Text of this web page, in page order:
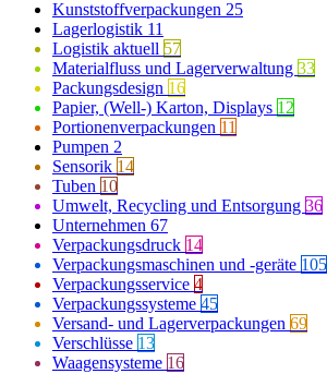
Kunststoffverpackungen 25
Lagerlogistik 11
Logistik aktuell 57
Materialfluss und Lagerverwaltung 33
Packungsdesign 16
Papier, (Well-) Karton, Displays 12
Portionenverpackungen 11
Pumpen 2
Sensorik 14
Tuben 10
Umwelt, Recycling und Entsorgung 36
Unternehmen 67
Verpackungsdruck 14
Verpackungsmaschinen und -geräte 105
Verpackungsservice 4
Verpackungssysteme 45
Versand- und Lagerverpackungen 69
Verschlüsse 13
Waagensysteme 16